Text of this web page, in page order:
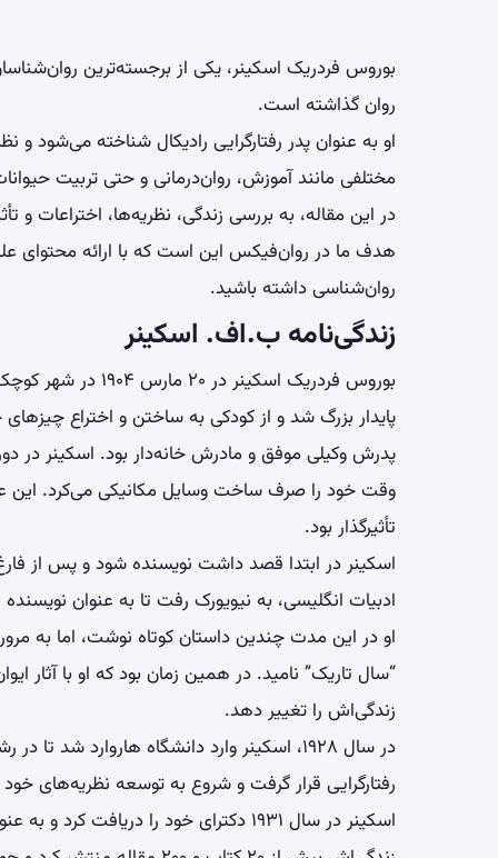
بوروس فردریک اسکینر، یکی از برجسته‌ترین
روان گذاشته است.
او به عنوان پدر رفتارگرایی رادیکال شناخته
مختلفی مانند آموزش، روان‌درمانی و حتی تربیت
در این مقاله، به بررسی زندگی، نظریه‌ها، اختراعات و
هدف ما در روان‌فیکس این است که با ارائه محتوای
روان‌شناسی داشته باشید.
زندگی‌نامه ب.اف. اسکینر
بوروس فردریک
پایدار بزرگ شد و از کودکی به ساختن و اختراع
پدرش وکیلی موفق و مادرش خانه‌دار بود. اسکینر در
وقت خود را صرف ساخت وسایل مکانیکی می‌کرد. این
تأثیرگذار بود.
ادبیات انگلیسی، به نیویورک رفت تا به عنوان
او در این مدت چندین داستان کوتاه نوشت، اما به
“سال تاریک” نامید. در همین زمان بود که او با
زندگی‌اش را تغییر دهد.
در سال ۱۹۲۸، اسکینر وارد دانشگاه هاروارد
رفتارگرایی قرار گرفت و شروع به توسعه نظریه‌های
اسکینر در سال ۱۹۳۱ دکترای خود را